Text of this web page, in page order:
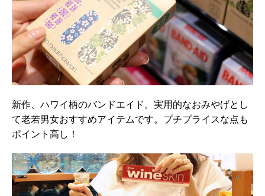
新作、ハワイ柄のバンドエイド。実用的なおみやげとし
て老若男女おすすめアイテムです。プチプライスな点も
ポイント高し！